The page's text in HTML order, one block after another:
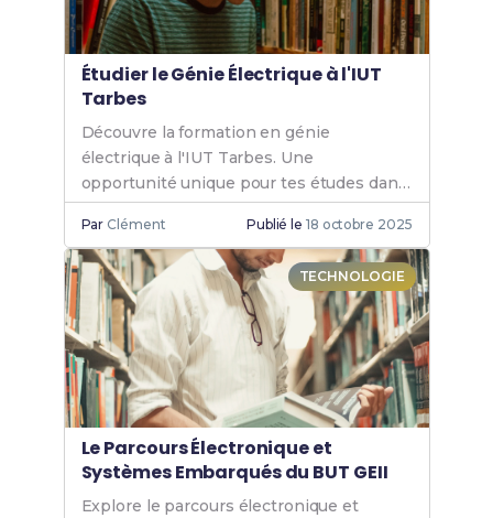
Étudier le Génie Électrique à l'IUT
Tarbes
Découvre la formation en génie
électrique à l'IUT Tarbes. Une
opportunité unique pour tes études dans
un cadre dynamique et innovant. Rejoins-
nous et booste ta carrière.
Par Clément Publié le 18 octobre 2025
TECHNOLOGIE
Le Parcours Électronique et
Systèmes Embarqués du BUT GEII
Explore le parcours électronique et